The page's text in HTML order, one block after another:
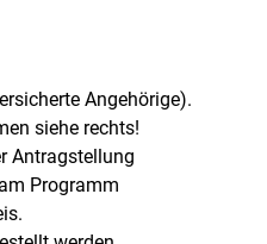
Angehörige).
siehe rechts!
Antragstellung
Programm